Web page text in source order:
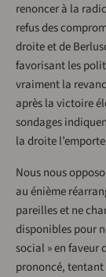
renoncer à la
refus des
droite et de
favorisant les
vraiment la
après la victoire
sondages
la droite
Nous nous
au énième
pareilles et ne
disponibles pour
social » en faveur
prononcé, tentant